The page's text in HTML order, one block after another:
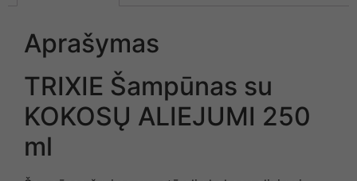
Aprašymas
TRIXIE Šampūnas su
KOKOSŲ ALIEJUMI 250
ml